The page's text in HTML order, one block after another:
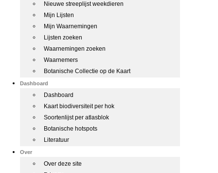
Nieuwe streeplijst weekdieren
Mijn Lijsten
Mijn Waarnemingen
Lijsten zoeken
Waarnemingen zoeken
Waarnemers
Botanische Collectie op de Kaart
Dashboard
Dashboard
Kaart biodiversiteit per hok
Soortenlijst per atlasblok
Botanische hotspots
Literatuur
Over
Over deze site